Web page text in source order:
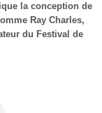
la conception de
Ray Charles,
du Festival de